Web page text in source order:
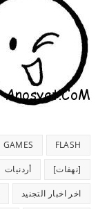
FLASH
GAMES
[نهفات] أردنيات
اخر اخبار التجنيد